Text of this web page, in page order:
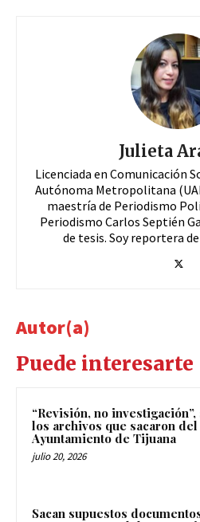
Julieta
Licenciada en Comunicación
Autónoma Metropolitana
maestría de Periodismo
Periodismo Carlos Septién
de tesis. Soy reportera de
Autor(a)
Puede interesarte
“Revisión, no
los archivos que sacaron del
Ayuntamiento de Tijuana
julio 20, 2026
Sacan supuestos